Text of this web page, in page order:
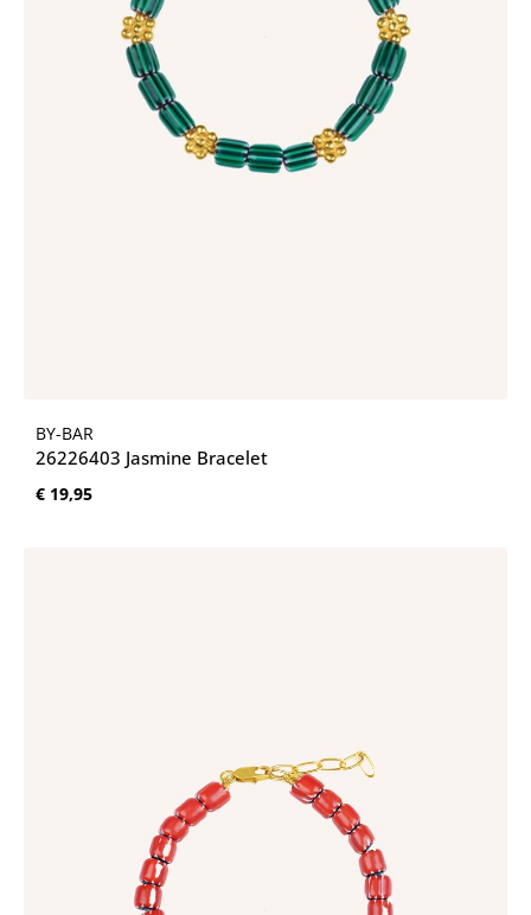
BY-BAR
26226403 Jasmine Bracelet
Normale prijs:
€ 19,95